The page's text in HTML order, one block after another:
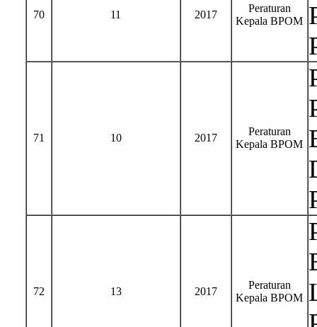
70 11 2017
Peraturan
Kepala BPOM
71 10 2017
Peraturan
Kepala BPOM
72 13 2017
Peraturan
Kepala BPOM